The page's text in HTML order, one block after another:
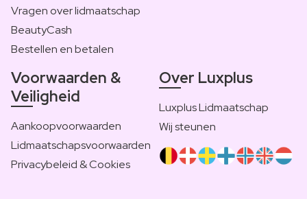
Vragen over lidmaatschap
BeautyCash
Bestellen en betalen
Voorwaarden &
Veiligheid
Aankoopvoorwaarden
Lidmaatschapsvoorwaarden
Privacybeleid & Cookies
Over Luxplus
Luxplus Lidmaatschap
Wij steunen